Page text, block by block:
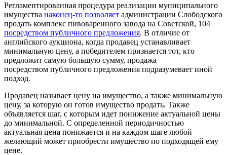
Регламентированная процедура реализации муниципального
имущества наконец-то позволяет администрации Слободского
продать комплекс пивоваренного завода на Советской, 104
посредством публичного предложения. В отличие от
английского аукциона, когда продавец устанавливает
минимальную цену, а победителем признается тот, кто
предложит самую большую сумму, продажа
посредством публичного предложения подразумевает иной
подход.
Продавец называет цену на имущество, а также минимальную
цену, за которую он готов имущество продать. Также
объявляется шаг, с которым идет понижение актуальной цены
до минимальной. С определенной периодичностью
актуальная цена понижается и на каждом шаге любой
желающий может приобрести имущество по подходящей ему
цене.